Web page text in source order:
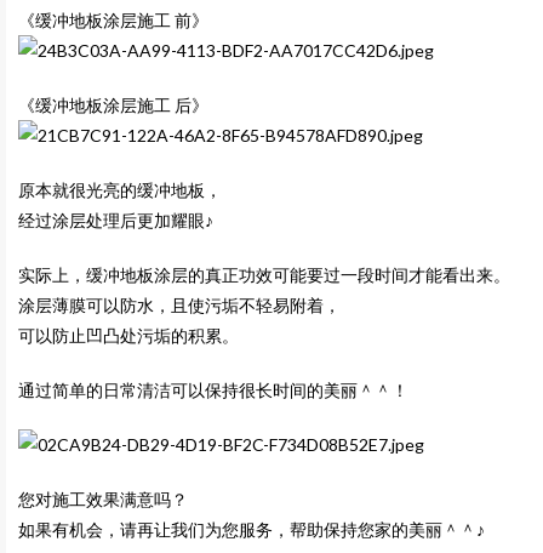
《缓冲地板涂层施工 前》
《缓冲地板涂层施工 后》
原本就很光亮的缓冲地板，
经过涂层处理后更加耀眼♪
实际上，缓冲地板涂层的真正功效可能要过一段时间才能看出来。
涂层薄膜可以防水，且使污垢不轻易附着，
可以防止凹凸处污垢的积累。
通过简单的日常清洁可以保持很长时间的美丽＾＾！
您对施工效果满意吗？
如果有机会，请再让我们为您服务，帮助保持您家的美丽＾＾♪